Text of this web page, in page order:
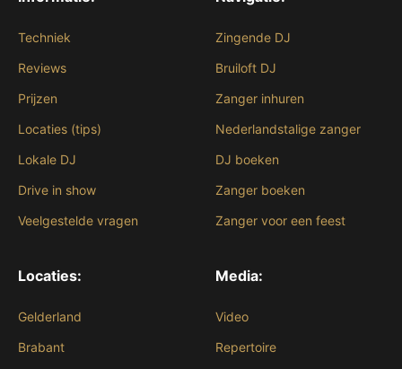
Techniek
Reviews
Prijzen
Locaties (tips)
Lokale DJ
Drive in show
Veelgestelde vragen
Zingende DJ
Bruiloft DJ
Zanger inhuren
Nederlandstalige zanger
DJ boeken
Zanger boeken
Zanger voor een feest
Locaties:
Gelderland
Brabant
Media:
Video
Repertoire